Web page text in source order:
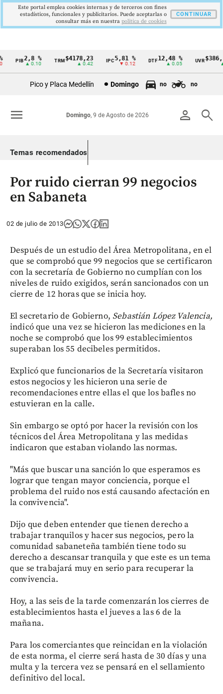
Cintillo
Colombia
PIB2,8 %
▲ 0.10
TRM$4178,23
▲ 0.42
5,81 %
▼ 0.12
DTF12,48 %
▲ 0.05
UVR
▲
Pico y Placa Medellín Domingo no no
person search
Domingo, 9 de Agosto de 2026
menu
Temas recomendados
Por ruido cierran 99 negocios
en Sabaneta
02 de julio de 2013
Después de un estudio del Área Metropolitana, en el
que se comprobó que 99 negocios que se certificaron
con la secretaría de Gobierno no cumplían con los
niveles de ruido exigidos, serán sancionados con un
cierre de 12 horas que se inicia hoy.
El secretario de Gobierno, Sebastián López Valencia,
indicó que una vez se hicieron las mediciones en la
noche se comprobó que los 99 establecimientos
superaban los 55 decibeles permitidos.
Explicó que funcionarios de la Secretaría visitaron
estos negocios y les hicieron una serie de
recomendaciones entre ellas el que los bafles no
estuvieran en la calle.
Sin embargo se optó por hacer la revisión con los
técnicos del Área Metropolitana y las medidas
indicaron que estaban violando las normas.
"Más que buscar una sanción lo que esperamos es
lograr que tengan mayor conciencia, porque el
problema del ruido nos está causando afectación en
la convivencia".
Dijo que deben entender que tienen derecho a
trabajar tranquilos y hacer sus negocios, pero la
comunidad sabaneteña también tiene todo su
derecho a descansar tranquila y que este es un tema
que se trabajará muy en serio para recuperar la
convivencia.
Hoy, a las seis de la tarde comenzarán los cierres de
establecimientos hasta el jueves a las 6 de la
mañana.
Para los comerciantes que reincidan en la violación
de esta norma, el cierre será hasta de 30 días y una
multa y la tercera vez se pensará en el sellamiento
definitivo del local.
Este portal emplea cookies internas y de terceros con fines
estadísticos, funcionales y publicitarios. Puede aceptarlas o
consultar más en nuestra politica de cookies
CONTINUAR